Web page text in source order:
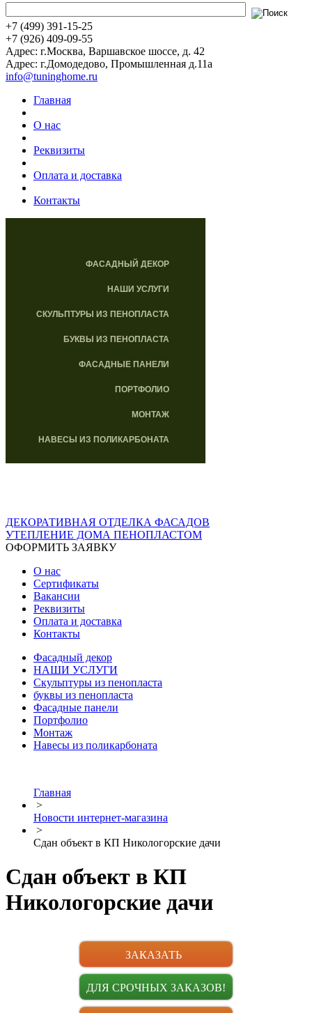
+7 (499) 391-15-25
+7 (926) 409-09-55
Адрес: г.Москва, Варшавское шоссе, д. 42
Адрес: г.Домодедово, Промышленная д.11а
info@tuninghome.ru
Главная
О нас
Реквизиты
Оплата и доставка
Контакты
ФАСАДНЫЙ ДЕКОР
НАШИ УСЛУГИ
СКУЛЬПТУРЫ ИЗ ПЕНОПЛАСТА
БУКВЫ ИЗ ПЕНОПЛАСТА
ФАСАДНЫЕ ПАНЕЛИ
ПОРТФОЛИО
МОНТАЖ
НАВЕСЫ ИЗ ПОЛИКАРБОНАТА
ДЕКОРАТИВНАЯ ОТДЕЛКА ФАСАДОВ
УТЕПЛЕНИЕ ДОМА ПЕНОПЛАСТОМ
ОФОРМИТЬ ЗАЯВКУ
О нас
Сертификаты
Вакансии
Реквизиты
Оплата и доставка
Контакты
Фасадный декор
НАШИ УСЛУГИ
Скульптуры из пенопласта
буквы из пенопласта
Фасадные панели
Портфолио
Монтаж
Навесы из поликарбоната
Главная
>
Новости интернет-магазина
>
Сдан объект в КП Никологорские дачи
Сдан объект в КП
Никологорские дачи
ЗАКАЗАТЬ
ДЛЯ СРОЧНЫХ ЗАКАЗОВ!